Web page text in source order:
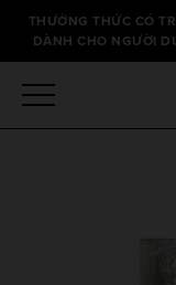
THƯỞNG THỨC CÓ
DÀNH CHO NGƯỜI